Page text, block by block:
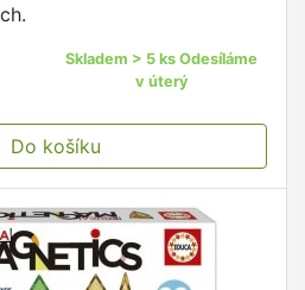
Skladem > 5 ks Odesíláme
v úterý
košíku